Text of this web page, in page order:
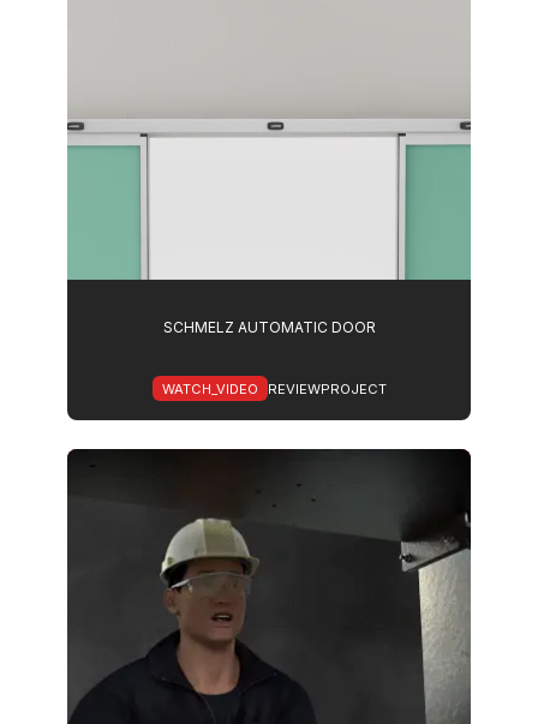
SCHMELZ AUTOMATIC DOOR
WATCH_VIDEO REVIEWPROJECT